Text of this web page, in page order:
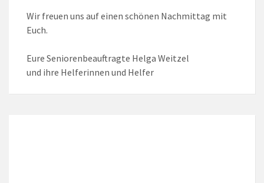
Wir freuen uns auf einen schönen Nachmittag mit
Euch.
Eure Seniorenbeauftragte Helga Weitzel
und ihre Helferinnen und Helfer